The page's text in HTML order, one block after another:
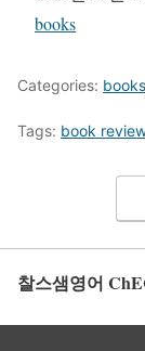
관련 항목
books
Categories: books
Tags: book review
찰스샘영어